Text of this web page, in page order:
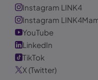
Instagram LINK4
Instagram
YouTube
LinkedIn
TikTok
X (Twitter)